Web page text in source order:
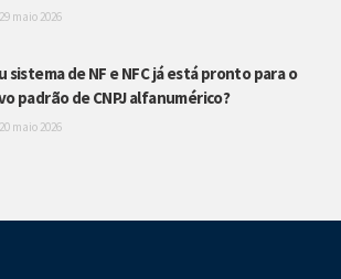
29 maio 2026
sistema de NF e NFC já está pronto para o
padrão de CNPJ alfanumérico?
20 maio 2026